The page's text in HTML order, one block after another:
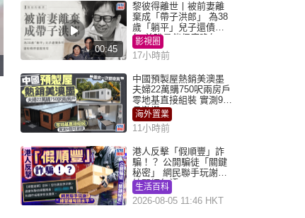
00:45
黎彼得離世丨被前妻離
棄成「帶子洪郎」 為38
歲「躺平」兒子還債多
年 曾盼尋伴侶度晚年
影視圈
17小時前
中國預製屋熱銷美澳墨
夫婦22萬購750呎兩房戶
零地基直接組裝 實測9個
月激讚
海外置業
11小時前
港人反擊「假順豐」詐
騙！？ 公開騙徒「關鍵
秘密」 網民聯手玩謝：
練習緬甸語
生活百科
2026-08-05 11:46 HKT